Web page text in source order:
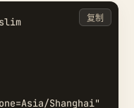
Shanghai"
复制